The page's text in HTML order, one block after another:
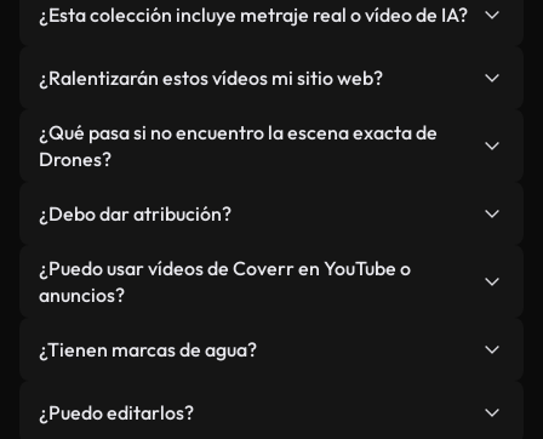
¿Esta colección incluye metraje real o vídeo de IA?
relacionado con Drones y vídeos generados por IA.
Todo está claramente etiquetado.
¿Ralentizarán estos vídeos mi sitio web?
No si selecciona nuestras versiones optimizadas
para web, diseñadas específicamente para uso de
métricas como LCP.
¿Qué pasa si no encuentro la escena exacta de
Drones?
Studio. Describe la escena, como "Drones al
atardecer", y la IA la generará en segundos
conforme a nuestros estándares.
¿Debo dar atribución?
No es necesario. Todos los vídeos en nuestra
biblioteca son royalty-free, aunque siempre se
¿Puedo usar vídeos de Coverr en YouTube o
anuncios?
monetizados y anuncios, siempre que no se
independiente.
¿Tienen marcas de agua?
agua. Obtendrá metraje limpio y listo para usar en
¿Puedo editarlos?